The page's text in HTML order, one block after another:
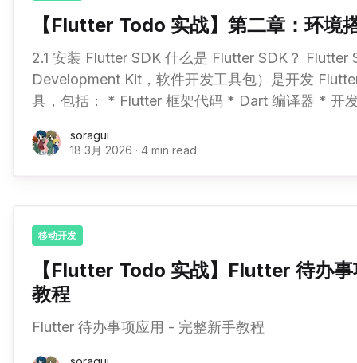
【Flutter Todo 实战】第二章：环境
2.1 安装 Flutter SDK 什么是 Flutter SDK？ Flutter SDK（Software
Development Kit，软件开发工具包）是开发
具，包括： * Flutter 框架代码 * Dart 编译器 * 开发工具（如热重载） * 示例
soragui
18 3月 2026 · 4 min read
移动开发
【Flutter Todo 实战】Flutter 待办
教程
Flutter 待办事项应用 - 完整新手教程